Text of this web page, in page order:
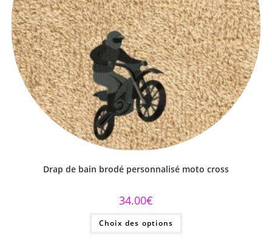
Drap de bain brodé personnalisé moto cross
34.00€
Choix des options